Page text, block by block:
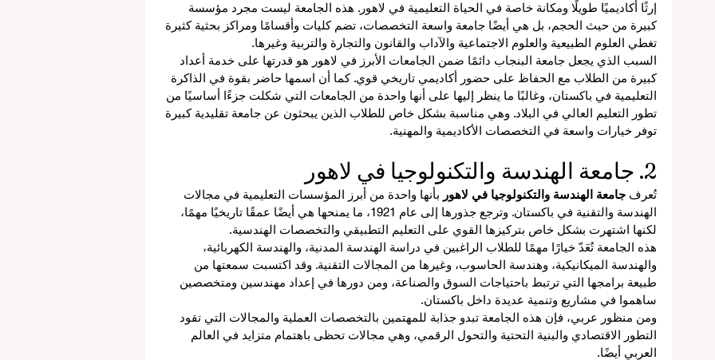
إرثًا أكاديميًا طويلًا ومكانة خاصة في الحياة التعليمية في لاهور. هذه الجامعة ليست مجرد مؤسسة
كبيرة من حيث الحجم، بل هي أيضًا جامعة واسعة التخصصات، تضم كليات وأقسامًا ومراكز بحثية كثيرة
تغطي العلوم الطبيعية والعلوم الاجتماعية والآداب والقانون والتجارة والتربية وغيرها.
السبب الذي يجعل جامعة البنجاب دائمًا ضمن الجامعات الأبرز في لاهور هو قدرتها على خدمة أعداد
كبيرة من الطلاب مع الحفاظ على حضور أكاديمي تاريخي قوي. كما أن اسمها حاضر بقوة في الذاكرة
التعليمية في باكستان، وغالبًا ما ينظر إليها على أنها واحدة من الجامعات التي شكلت جزءًا أساسيًا من
تطور التعليم العالي في البلاد. وهي مناسبة بشكل خاص للطلاب الذين يبحثون عن جامعة تقليدية كبيرة
توفر خيارات واسعة في التخصصات الأكاديمية والمهنية.
2. جامعة الهندسة والتكنولوجيا في لاهور
تُعرف جامعة الهندسة والتكنولوجيا في لاهور بأنها واحدة من أبرز المؤسسات التعليمية في مجالات
الهندسة والتقنية في باكستان. وترجع جذورها إلى عام 1921، ما يمنحها هي أيضًا عمقًا تاريخيًا مهمًا،
لكنها اشتهرت بشكل خاص بتركيزها القوي على التعليم التطبيقي والتخصصات الهندسية.
هذه الجامعة تُعَدّ خيارًا مهمًا للطلاب الراغبين في دراسة الهندسة المدنية، والهندسة الكهربائية،
والهندسة الميكانيكية، وهندسة الحاسوب، وغيرها من المجالات التقنية. وقد اكتسبت سمعتها من
طبيعة برامجها التي ترتبط باحتياجات السوق والصناعة، ومن دورها في إعداد مهندسين ومتخصصين
ساهموا في مشاريع وتنمية عديدة داخل باكستان.
ومن منظور عربي، فإن هذه الجامعة تبدو جذابة للمهتمين بالتخصصات العملية والمجالات التي تقود
التطور الاقتصادي والبنية التحتية والتحول الرقمي، وهي مجالات تحظى باهتمام متزايد في العالم
العربي أيضًا.